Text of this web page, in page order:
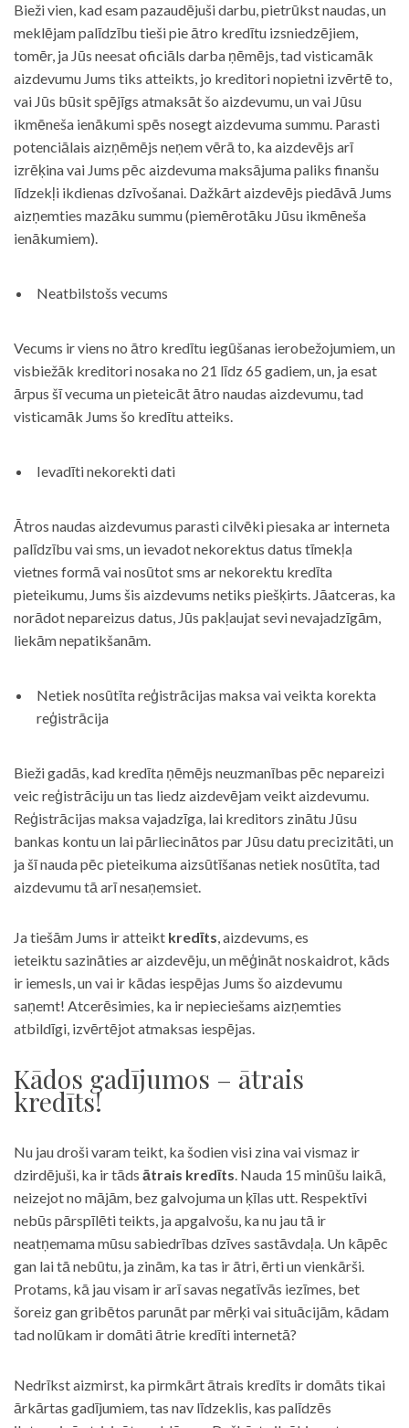
Bieži vien, kad esam pazaudējuši darbu, pietrūkst naudas, un
meklējam palīdzību tieši pie ātro kredītu izsniedzējiem,
tomēr, ja Jūs neesat oficiāls darba ņēmējs, tad visticamāk
aizdevumu Jums tiks atteikts, jo kreditori nopietni izvērtē to,
vai Jūs būsit spējīgs atmaksāt šo aizdevumu, un vai Jūsu
ikmēneša ienākumi spēs nosegt aizdevuma summu. Parasti
potenciālais aizņēmējs neņem vērā to, ka aizdevējs arī
izrēķina vai Jums pēc aizdevuma maksājuma paliks finanšu
līdzekļi ikdienas dzīvošanai. Dažkārt aizdevējs piedāvā Jums
aizņemties mazāku summu (piemērotāku Jūsu ikmēneša
ienākumiem).
Neatbilstošs vecums
Vecums ir viens no ātro kredītu iegūšanas ierobežojumiem, un
visbiežāk kreditori nosaka no 21 līdz 65 gadiem, un, ja esat
ārpus šī vecuma un pieteicāt ātro naudas aizdevumu, tad
visticamāk Jums šo kredītu atteiks.
Ievadīti nekorekti dati
Ātros naudas aizdevumus parasti cilvēki piesaka ar interneta
palīdzību vai sms, un ievadot nekorektus datus tīmekļa
vietnes formā vai nosūtot sms ar nekorektu kredīta
pieteikumu, Jums šis aizdevums netiks piešķirts. Jāatceras, ka
norādot nepareizus datus, Jūs pakļaujat sevi nevajadzīgām,
liekām nepatikšanām.
Netiek nosūtīta reģistrācijas maksa vai veikta korekta
reģistrācija
Bieži gadās, kad kredīta ņēmējs neuzmanības pēc nepareizi
veic reģistrāciju un tas liedz aizdevējam veikt aizdevumu.
Reģistrācijas maksa vajadzīga, lai kreditors zinātu Jūsu
bankas kontu un lai pārliecinātos par Jūsu datu precizitāti, un
ja šī nauda pēc pieteikuma aizsūtīšanas netiek nosūtīta, tad
aizdevumu tā arī nesaņemsiet.
Ja tiešām Jums ir atteikt kredīts, aizdevums, es
ieteiktu sazināties ar aizdevēju, un mēģināt noskaidrot, kāds
ir iemesls, un vai ir kādas iespējas Jums šo aizdevumu
saņemt! Atcerēsimies, ka ir nepieciešams aizņemties
atbildīgi, izvērtējot atmaksas iespējas.
Kādos gadījumos – ātrais
kredīts!
Nu jau droši varam teikt, ka šodien visi zina vai vismaz ir
dzirdējuši, ka ir tāds ātrais kredīts. Nauda 15 minūšu laikā,
neizejot no mājām, bez galvojuma un ķīlas utt. Respektīvi
nebūs pārspīlēti teikts, ja apgalvošu, ka nu jau tā ir
neatņemama mūsu sabiedrības dzīves sastāvdaļa. Un kāpēc
gan lai tā nebūtu, ja zinām, ka tas ir ātri, ērti un vienkārši.
Protams, kā jau visam ir arī savas negatīvās iezīmes, bet
šoreiz gan gribētos parunāt par mērķi vai situācijām, kādam
tad nolūkam ir domāti ātrie kredīti internetā?
Nedrīkst aizmirst, ka pirmkārt ātrais kredīts ir domāts tikai
ārkārtas gadījumiem, tas nav līdzeklis, kas palīdzēs